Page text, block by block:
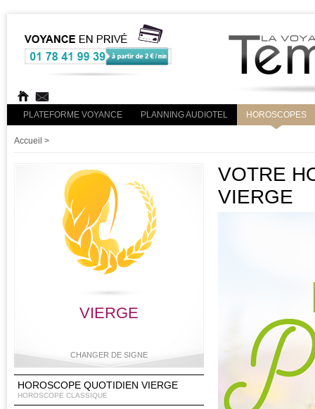
PLATEFORME VOYANCE PLANNING AUDIOTEL HOROSCOPES
Accueil >
VIERGE
CHANGER DE SIGNE
HOROSCOPE QUOTIDIEN VIERGE
HOROSCOPE CLASSIQUE
VOTRE
VIERGE